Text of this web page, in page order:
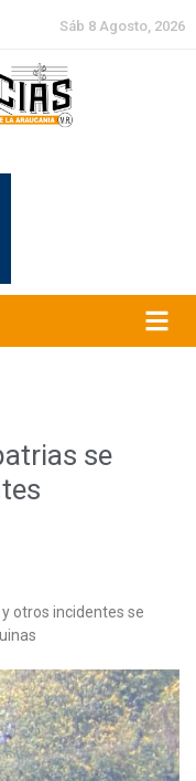
Sáb 8 Agosto, 2026
se
otros incidentes se